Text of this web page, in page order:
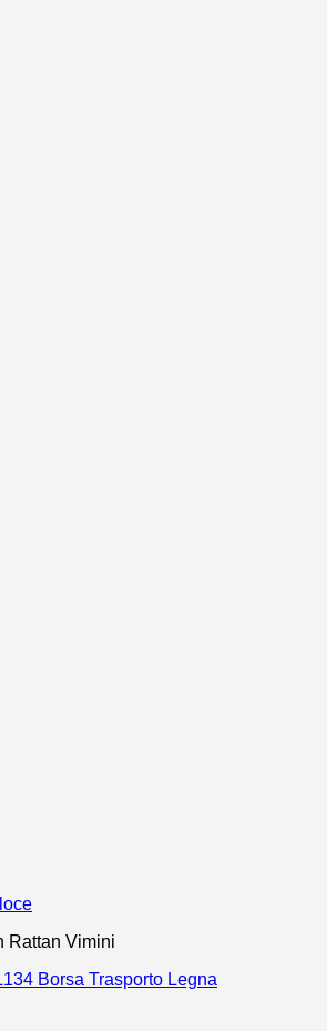
Rattan Vimini
Borsa Trasporto Legna